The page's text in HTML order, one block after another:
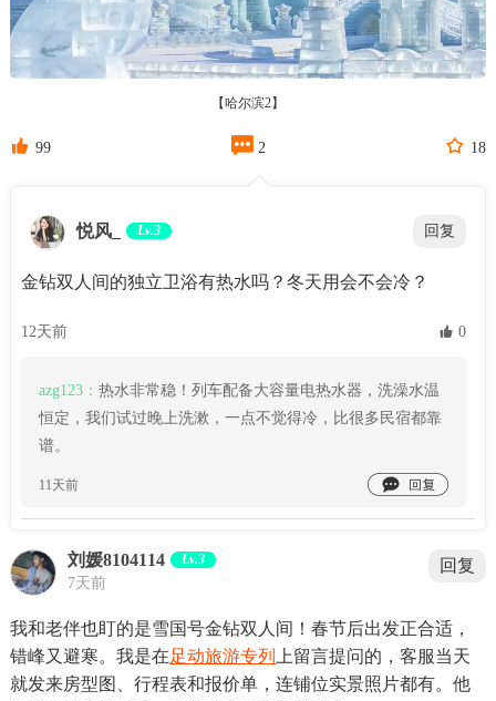
【哈尔滨2】
 99  2  18
悦风_ Lv.3 回复
金钻双人间的独立卫浴有热水吗？冬天用会不会冷？
12天前  0
azg123： 热水非常稳！列车配备大容量电热水器，洗澡水温
恒定，我们试过晚上洗漱，一点不觉得冷，比很多民宿都靠
谱。
11天前 
刘媛8104114 Lv.3
7天前
回复
我和老伴也盯的是雪国号金钻双人间！春节后出发正合适，
错峰又避寒。我是在足动旅游专列 上留言提问的，客服当天
就发来房型图、行程表和报价单，连铺位实景照片都有。他